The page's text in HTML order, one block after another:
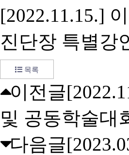
[2022.11.15.]
진단장 특별강
목록
이전글
및 공동학술대
다음글